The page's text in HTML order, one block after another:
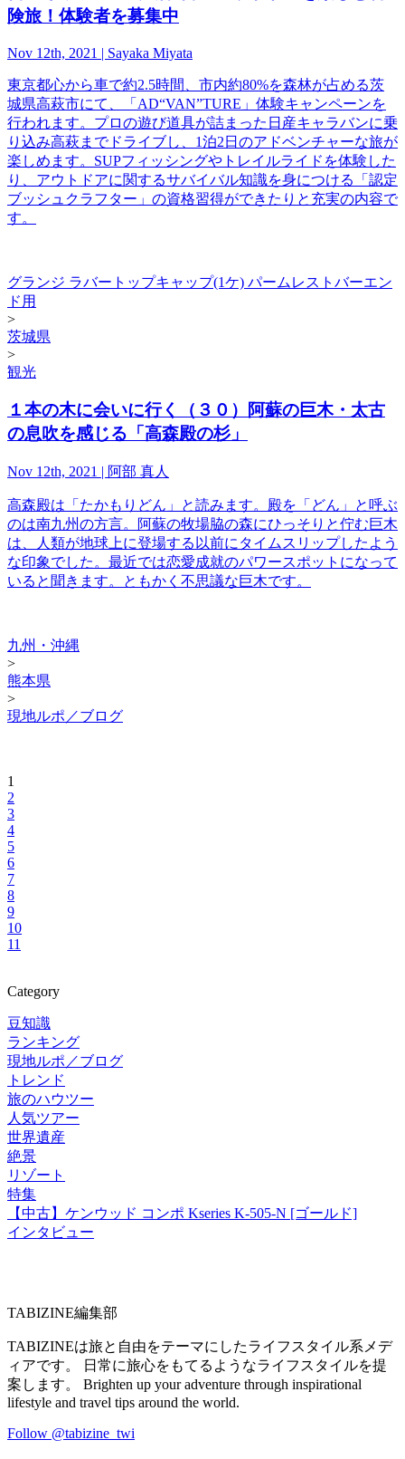
険旅！体験者を募集中
Nov 12th, 2021 | Sayaka Miyata
東京都心から車で約2.5時間、市内約80%を森林が占める茨
城県高萩市にて、「AD“VAN”TURE」体験キャンペーンを
行われます。プロの遊び道具が詰まった日産キャラバンに乗
り込み高萩までドライブし、1泊2日のアドベンチャーな旅が
楽しめます。SUPフィッシングやトレイルライドを体験した
り、アウトドアに関するサバイバル知識を身につける「認定
ブッシュクラフター」の資格習得ができたりと充実の内容で
す。
グランジ ラバートップキャップ(1ケ) パームレストバーエン
ド用
>
茨城県
>
観光
１本の木に会いに行く（３０）阿蘇の巨木・太古
の息吹を感じる「高森殿の杉」
Nov 12th, 2021 | 阿部 真人
高森殿は「たかもりどん」と読みます。殿を「どん」と呼ぶ
のは南九州の方言。阿蘇の牧場脇の森にひっそりと佇む巨木
は、人類が地球上に登場する以前にタイムスリップしたよう
な印象でした。最近では恋愛成就のパワースポットになって
いると聞きます。ともかく不思議な巨木です。
九州・沖縄
>
熊本県
>
現地ルポ／ブログ
1
2
3
4
5
6
7
8
9
10
11
Category
豆知識
ランキング
現地ルポ／ブログ
トレンド
旅のハウツー
人気ツアー
世界遺産
絶景
リゾート
特集
【中古】ケンウッド コンポ Kseries K-505-N [ゴールド]
インタビュー
TABIZINE編集部
TABIZINEは旅と自由をテーマにしたライフスタイル系メデ
ィアです。 日常に旅心をもてるようなライフスタイルを提
案します。 Brighten up your adventure through inspirational
lifestyle and travel tips around the world.
Follow @tabizine_twi